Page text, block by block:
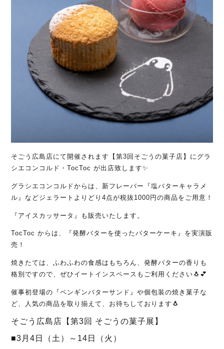
そごう広島店にて開催されます【第3回そごうの菓子店】にグラ
シエコンコルド・TocToc が出店致します✨
グラシエコンコルドからは、新フレーバー『塩バターキャラメ
ル』などジェラートよりどり4点が税抜1000円の商品をご用意！
『アイスカッサータ』も販売いたします。
TocToc からは、『発酵バターを使ったバターケーキ』を実演販
売！
焼きたては、ふわふわの食感はもちろん、発酵バターの香りも
格別ですので、ぜひイートインスペースもご利用ください🐧💕
催事初登場の『ペンギンバターサンド』や個包装の焼き菓子な
ど、人気の商品を取り揃えて、お待ちしております🐧
そごう広島店【第3回 そごうの菓子展】
■3月4日（土）～14日（火）